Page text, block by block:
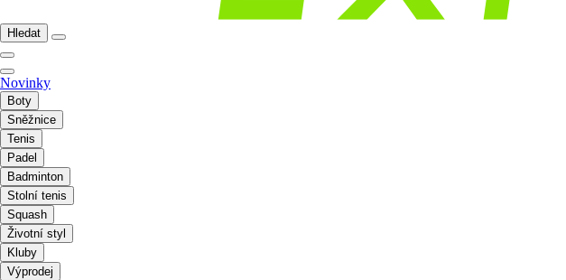
Hledat
Novinky
Boty
Sněžnice
Tenis
Padel
Badminton
Stolní tenis
Squash
Životní styl
Kluby
Výprodej